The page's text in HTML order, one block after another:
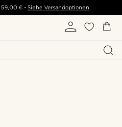
59,00 € - Siehe Versandoptionen